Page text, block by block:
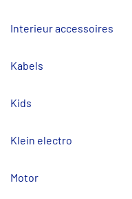
Interieur accessoires
Kabels
Kids
Klein electro
Motor